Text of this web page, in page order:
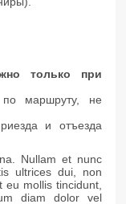
только при
маршруту, не
и отъезда
Nullam et nunc
ultrices dui, non
mollis tincidunt,
diam dolor vel